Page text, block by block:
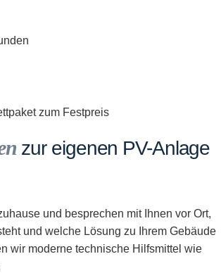
zum Festpreis
zur eigenen PV-Anlage
und besprechen mit Ihnen vor Ort,
und welche Lösung zu Ihrem Gebäude
wir moderne technische Hilfsmittel wie